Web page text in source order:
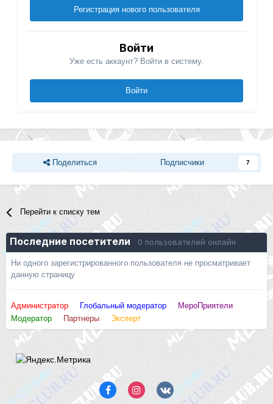
Регистрация нового пользователя
Войти
Уже есть аккаунт? Войти в систему.
Войти
Поделиться Подписчики 7
Перейти к списку тем
Последние посетители 0 пользователей онлайн
Ни одного зарегистрированного пользователя не просматривает
данную страницу
Администратор Глобальный модератор
МероПриятели
Модератор
Партнеры Эксперт